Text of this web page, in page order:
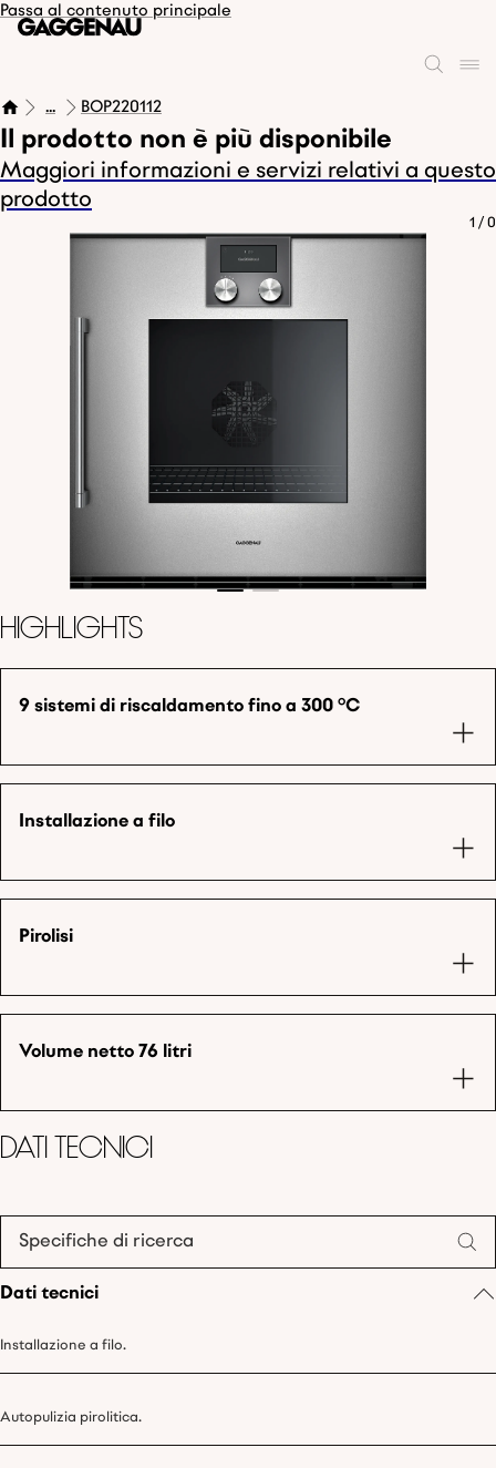
Passa al contenuto principale
... BOP220112
Il prodotto non è più disponibile
Maggiori informazioni e servizi relativi a questo
prodotto
1 / 0
Highlights
9 sistemi di riscaldamento fino a 300 °C
Installazione a filo
Pirolisi
Volume netto 76 litri
Dati tecnici
Specifiche di ricerca
Dati tecnici
Installazione a filo.
Autopulizia pirolitica.